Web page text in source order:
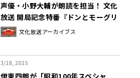
声優・小野大輔が朗読を担当！ 文化
放送 開局記念特番『ドンとモーグリ
とライオンと ～やなせたかし 名作前
夜』
文化放送アーカイブス
3/18, 2025
伊東四朗が「昭和100年スペシャ